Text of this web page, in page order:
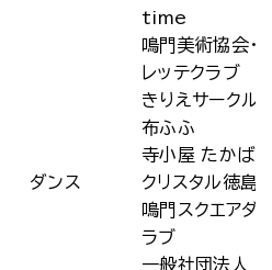
time
鳴門美術協会・
レッテクラブ
きりえサークル
布ふふ
寺小屋 たかばあ
ダンス
クリスタル徳島
鳴門スクエアダ
ラブ
一般社団法人